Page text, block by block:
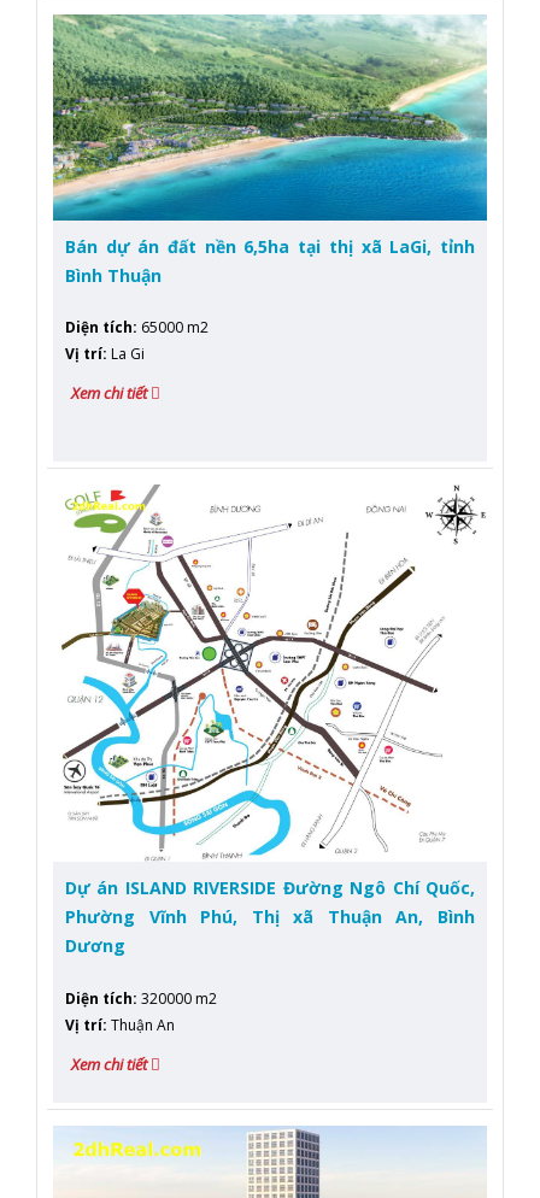
Bán dự án đất nền 6,5ha tại thị xã LaGi, tỉnh
Bình Thuận
Diện tích: 65000 m2
Vị trí: La Gi
Xem chi tiết
Dự án ISLAND RIVERSIDE Đường Ngô Chí Quốc,
Phường Vĩnh Phú, Thị xã Thuận An, Bình
Dương
Diện tích: 320000 m2
Vị trí: Thuận An
Xem chi tiết